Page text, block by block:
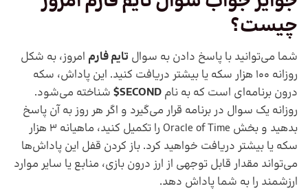
چیست؟
شما می‌توانید با پاسخ دادن به سوال تایم فارم امروز، به شکل
روزانه 100 هزار سکه یا بیشتر دریافت کنید. این پاداش، سکه
درون برنامه‌ای است که به نام SECOND$ شناخته می‌شود.
روزانه یک سوال در برنامه قرار می‌گیرد و اگر هر روز به آن پاسخ
بدهید و بخش Oracle of Time را تکمیل کنید، ماهیانه 3 هزار
سکه یا بیشتر دریافت خواهید کرد. باز کردن قفل این پاداش‌ها
می‌تواند مقدار قابل توجهی از ارز درون بازی، منابع یا سایر موارد
ارزشمند را به شما پاداش دهد.